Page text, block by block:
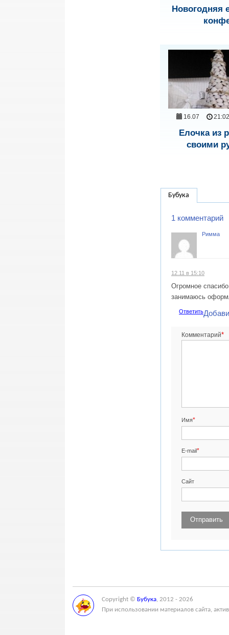
Новогодняя
16.07 21:02
Елочка из
своими
Бубука
1 комментарий
Римма
12.11 в 15:10
Огромное
занимаюсь
Ответить
Комментарий*
Имя*
E-mail*
Сайт
Copyright © Бубука, 2012 - 2026
При использовании материалов сайта,